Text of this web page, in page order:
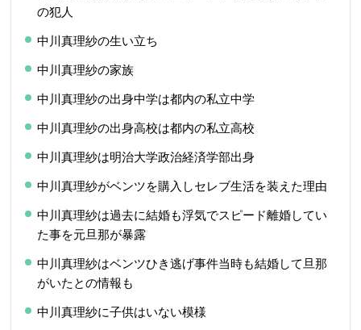
の犯人
中川真理紗の生い立ち
中川真理紗の家族
中川真理紗の出身中学は都内の私立中学
中川真理紗の出身高校は都内の私立高校
中川真理紗は明治大学政治経済学部出身
中川真理紗がベンツを購入しセレブ生活を装えた理由
中川真理紗は過去に結婚も浮気でスピード離婚してい
た事を元旦那が暴露
中川真理紗はベンツひき逃げ事件当時も結婚して旦那
がいたとの情報も
中川真理紗に子供はいない模様